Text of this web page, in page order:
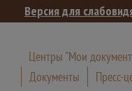
Версия для
Центры "Мои
Документы
Пресс-